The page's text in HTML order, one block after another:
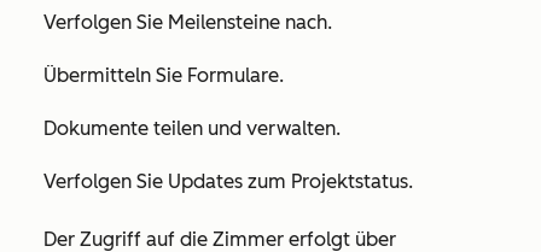
Verfolgen Sie Meilensteine nach.
Übermitteln Sie Formulare.
Dokumente teilen und verwalten.
Verfolgen Sie Updates zum Projektstatus.
Der Zugriff auf die Zimmer erfolgt über